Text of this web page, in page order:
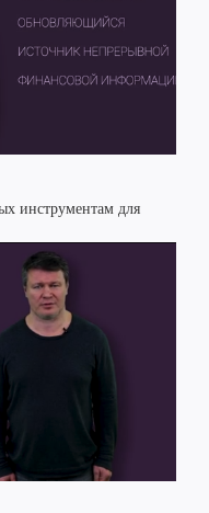
инструментам для